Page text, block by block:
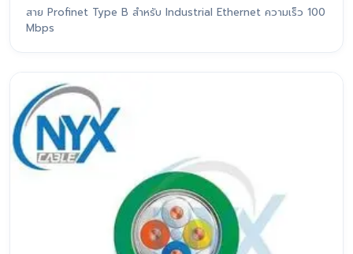
สาย Profinet Type B สำหรับ Industrial Ethernet ความเร็ว 100
Mbps